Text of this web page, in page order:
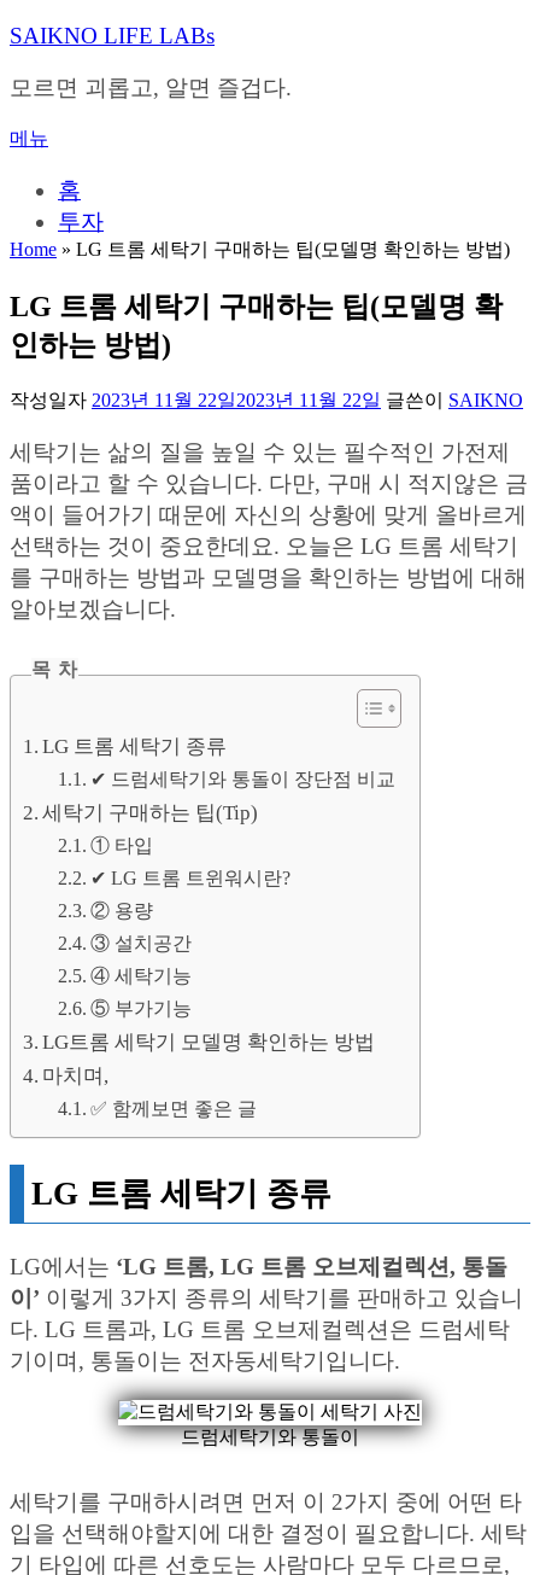
내
으
바
SAIKNO LIFE LABs
모르면 괴롭고, 알면 즐겁다.
메뉴
홈
투자
Home » LG 트롬 세탁기 구매하는 팁(모델명 확인하는 방법)
LG 트롬 세탁기 구매하는 팁(모델명 확
인하는 방법)
작성일자 2023년 11월 22일2023년 11월 22일 글쓴이 SAIKNO
세탁기는 삶의 질을 높일 수 있는 필수적인 가전제
품이라고 할 수 있습니다. 다만, 구매 시 적지않은 금
액이 들어가기 때문에 자신의 상황에 맞게 올바르게
선택하는 것이 중요한데요. 오늘은 LG 트롬 세탁기
를 구매하는 방법과 모델명을 확인하는 방법에 대해
알아보겠습니다.
목 차
LG 트롬 세탁기 종류
✔︎ 드럼세탁기와 통돌이 장단점 비교
세탁기 구매하는 팁(Tip)
① 타입
✔︎ LG 트롬 트윈워시란?
② 용량
③ 설치공간
④ 세탁기능
⑤ 부가기능
LG트롬 세탁기 모델명 확인하는 방법
마치며,
✅ 함께보면 좋은 글
LG 트롬 세탁기 종류
LG에서는 ‘LG 트롬, LG 트롬 오브제컬렉션, 통돌
이’ 이렇게 3가지 종류의 세탁기를 판매하고 있습니
다. LG 트롬과, LG 트롬 오브제컬렉션은 드럼세탁
기이며, 통돌이는 전자동세탁기입니다.
드럼세탁기와 통돌이
세탁기를 구매하시려면 먼저 이 2가지 중에 어떤 타
입을 선택해야할지에 대한 결정이 필요합니다. 세탁
기 타입에 따른 선호도는 사람마다 모두 다르므로,